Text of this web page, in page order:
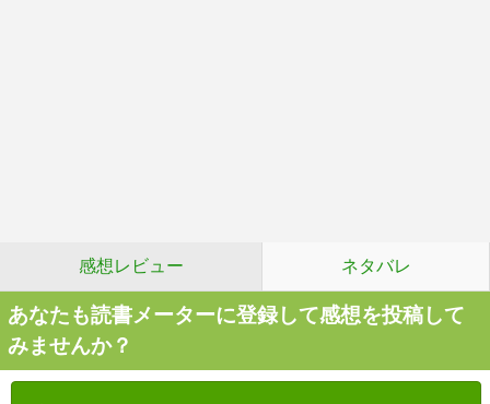
感想レビュー ネタバレ
あなたも読書メーターに登録して感想を投稿して
みませんか？